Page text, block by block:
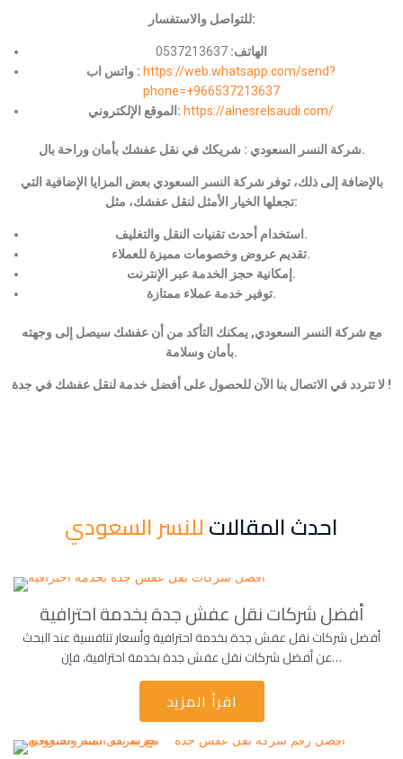
للتواصل والاستفسار:
الهاتف: 0537213637
واتس اب : https://web.whatsapp.com/send?
phone=+966537213637
الموقع الإلكتروني: https://alnesrelsaudi.com/
شركة النسر السعودي : شريكك في نقل عفشك بأمان وراحة بال.
بالإضافة إلى ذلك، توفر شركة النسر السعودي بعض المزايا الإضافية التي
تجعلها الخيار الأمثل لنقل عفشك، مثل:
استخدام أحدث تقنيات النقل والتغليف.
تقديم عروض وخصومات مميزة للعملاء.
إمكانية حجز الخدمة عبر الإنترنت.
توفير خدمة عملاء ممتازة.
مع شركة النسر السعودي, يمكنك التأكد من أن عفشك سيصل إلى وجهته
بأمان وسلامة.
لا تتردد في الاتصال بنا الآن للحصول على أفضل خدمة لنقل عفشك في جدة !
احدث المقالاتللنسر السعودي
أفضل شركات نقل عفش جدة بخدمة احترافية
أفضل شركات نقل عفش جدة بخدمة احترافية وأسعار تنافسية عند البحث
عن أفضل شركات نقل عفش جدة بخدمة احترافية، فإن…
اقرأ المزيد